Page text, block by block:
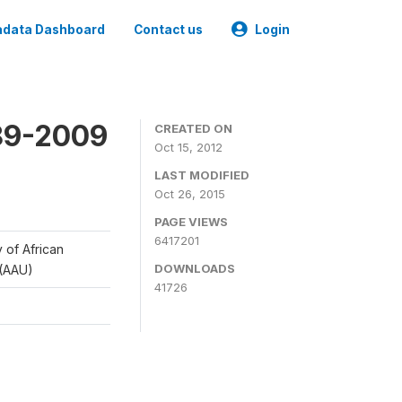
Dashboard Contact us Login
2009
of African
CREATED ON
Oct 15, 2012
LAST MODIFIED
Oct 26, 2015
PAGE VIEWS
6417201
DOWNLOADS
41726